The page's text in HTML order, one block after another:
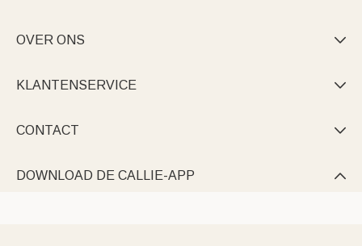
OVER ONS 
KLANTENSERVICE 
CONTACT 
DOWNLOAD DE CALLIE-APP 